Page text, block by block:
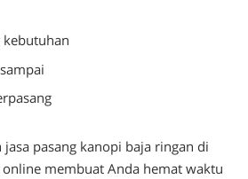
pasang kanopi baja ringan di
online membuat Anda hemat waktu